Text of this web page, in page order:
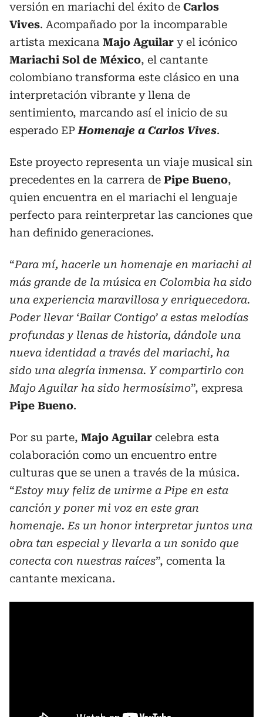
versión en mariachi del éxito de Carlos
Vives. Acompañado por la incomparable
artista mexicana Majo Aguilar y el icónico
Mariachi Sol de México, el cantante
colombiano transforma este clásico en una
interpretación vibrante y llena de
sentimiento, marcando así el inicio de su
esperado EPHomenaje a Carlos Vives.
Este proyecto representa un viaje musical sin
precedentes en la carrera de Pipe Bueno,
quien encuentra en el mariachi el lenguaje
perfecto para reinterpretar las canciones que
han definido generaciones.
“Para mí, hacerle un homenaje en mariachi al
más grande de la música en Colombia ha sido
una experiencia maravillosa y enriquecedora.
Poder llevar ‘Bailar Contigo’ a estas melodías
profundas y llenas de historia, dándole una
nueva identidad a través del mariachi, ha
sido una alegría inmensa. Y compartirlo con
Majo Aguilar ha sido hermosísimo”, expresa
Pipe Bueno.
Por su parte, Majo Aguilar celebra esta
colaboración como un encuentro entre
culturas que se unen a través de la música.
“Estoy muy feliz de unirme a Pipe en esta
canción y poner mi voz en este gran
homenaje. Es un honor interpretar juntos una
obra tan especial y llevarla a un sonido que
conecta con nuestras raíces”, comenta la
cantante mexicana.